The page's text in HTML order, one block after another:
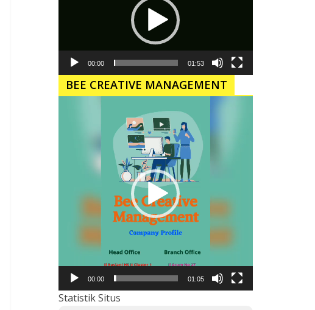
00:00 01:53
BEE CREATIVE MANAGEMENT
00:00 01:05
Statistik Situs